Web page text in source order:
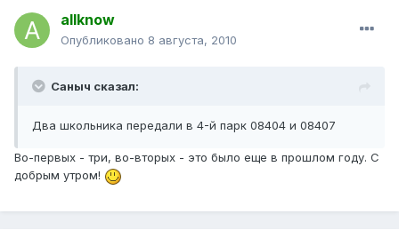
allknow
Опубликовано 8 августа, 2010
Саныч сказал:
Два школьника передали в 4-й парк 08404 и 08407
Во-первых - три, во-вторых - это было еще в прошлом году. С
добрым утром!